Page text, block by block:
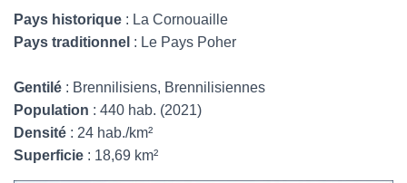
Pays historique : La Cornouaille
Pays traditionnel : Le Pays Poher
Gentilé : Brennilisiens, Brennilisiennes
Population : 440 hab. (2021)
Densité : 24 hab./km²
Superficie : 18,69 km²